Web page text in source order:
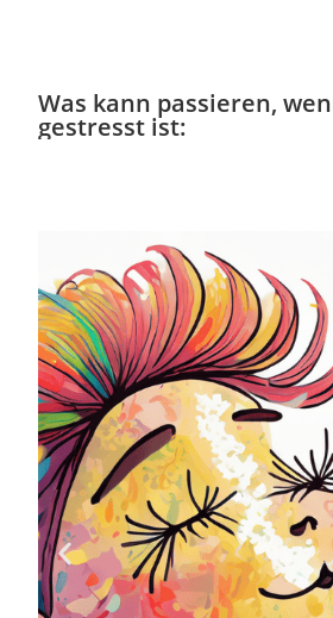
Was kann passieren,
gestresst ist: